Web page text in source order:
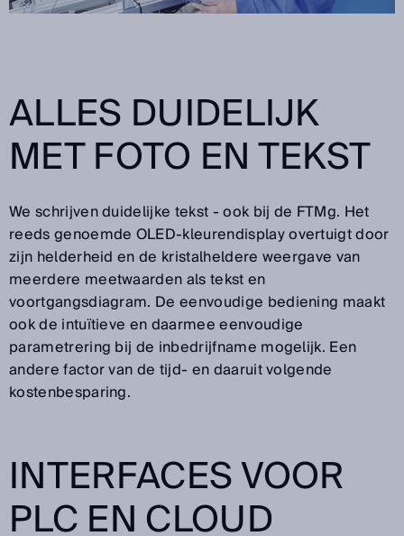
ALLES DUIDELIJK
MET FOTO EN TEKST
We schrijven duidelijke tekst - ook bij de FTMg. Het
reeds genoemde OLED-kleurendisplay overtuigt door
zijn helderheid en de kristalheldere weergave van
meerdere meetwaarden als tekst en
voortgangsdiagram. De eenvoudige bediening maakt
ook de intuïtieve en daarmee eenvoudige
parametrering bij de inbedrijfname mogelijk. Een
andere factor van de tijd- en daaruit volgende
kostenbesparing.
INTERFACES VOOR
PLC EN CLOUD